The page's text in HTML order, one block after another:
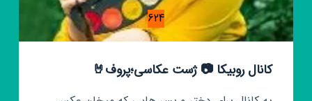
624
کانال روبیکا 📷 ژست عکاسی؛پروف🤘